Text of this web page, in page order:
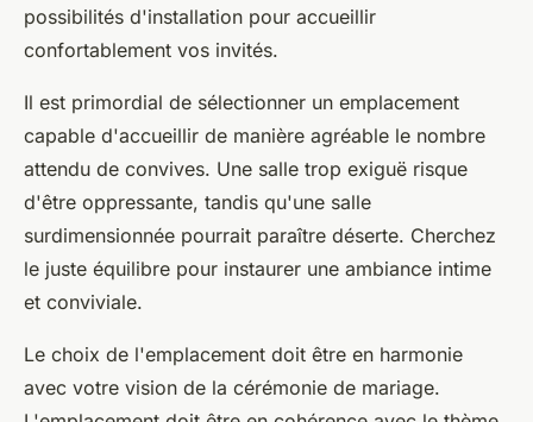
possibilités d'installation pour accueillir
confortablement vos invités.
Il est primordial de sélectionner un emplacement
capable d'accueillir de manière agréable le nombre
attendu de convives. Une salle trop exiguë risque
d'être oppressante, tandis qu'une salle
surdimensionnée pourrait paraître déserte. Cherchez
le juste équilibre pour instaurer une ambiance intime
et conviviale.
Le choix de l'emplacement doit être en harmonie
avec votre vision de la cérémonie de mariage.